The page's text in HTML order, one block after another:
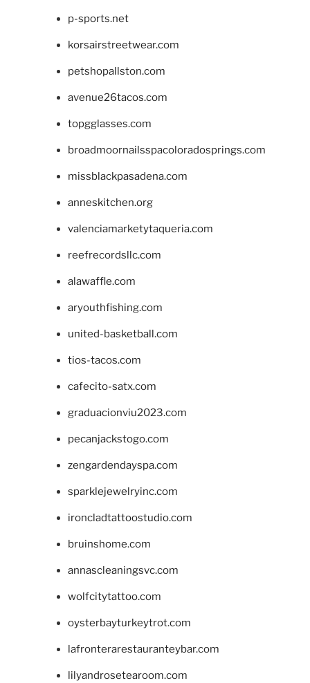
p-sports.net
korsairstreetwear.com
petshopallston.com
avenue26tacos.com
topgglasses.com
broadmoornailsspacoloradosprings.com
missblackpasadena.com
anneskitchen.org
valenciamarketytaqueria.com
reefrecordsllc.com
alawaffle.com
aryouthfishing.com
united-basketball.com
tios-tacos.com
cafecito-satx.com
graduacionviu2023.com
pecanjackstogo.com
zengardendayspa.com
sparklejewelryinc.com
ironcladtattoostudio.com
bruinshome.com
annascleaningsvc.com
wolfcitytattoo.com
oysterbayturkeytrot.com
lafronterarestauranteybar.com
lilyandrosetearoom.com